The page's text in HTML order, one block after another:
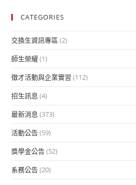
CATEGORIES
交換生資訊專區 (2)
師生榮耀(1)
徵才活動與企業實習 (112)
招生訊息 (4)
最新消息 (373)
活動公告(59)
獎學金公告(52)
系務公告(20)